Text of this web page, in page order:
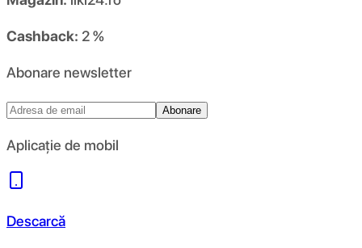
Cashback: 2 %
Abonare newsletter
Abonare
Aplicație de mobil
Descarcă